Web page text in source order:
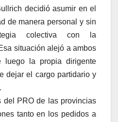
decidió asumir en el
de manera personal y sin
colectiva con la
situación alejó a ambos
luego la propia dirigente
dejar el cargo partidario y
del PRO de las provincias
tanto en los pedidos a